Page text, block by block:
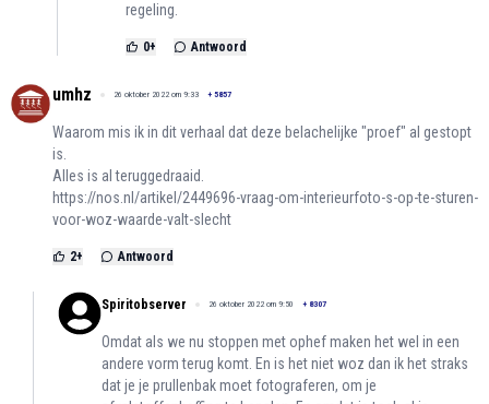
regeling.
0+ Antwoord
umhz 26 oktober 2022 om 9:33 + 5857
Waarom mis ik in dit verhaal dat deze belachelijke "proef" al gestopt
is.
Alles is al teruggedraaid.
https://nos.nl/artikel/2449696-vraag-om-interieurfoto-s-op-te-sturen-
voor-woz-waarde-valt-slecht
2+ Antwoord
Spiritobserver 26 oktober 2022 om 9:50 + 8307
Omdat als we nu stoppen met ophef maken het wel in een
andere vorm terug komt. En is het niet woz dan ik het straks
dat je je prullenbak moet fotograferen, om je